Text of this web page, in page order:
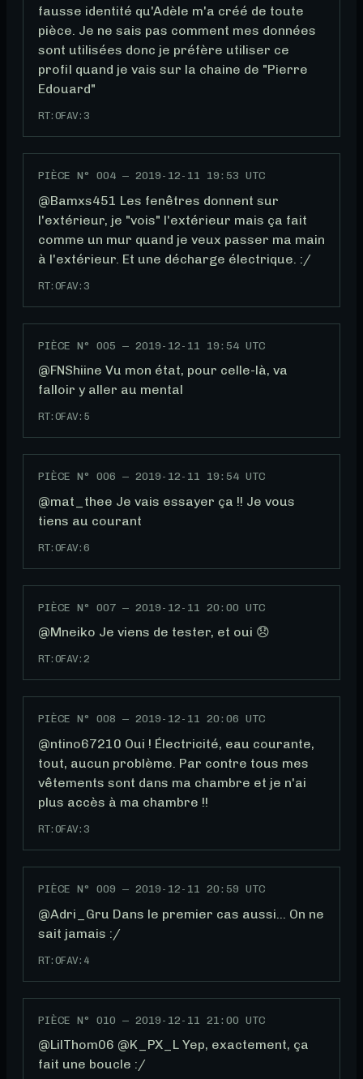
fausse identité qu'Adèle m'a créé de toute
pièce. Je ne sais pas comment mes données
sont utilisées donc je préfère utiliser ce
profil quand je vais sur la chaine de "Pierre
Edouard"
RT: 0FAV: 3
PIÈCE N° 004— 2019-12-11 19:53 UTC
@Bamxs451 Les fenêtres donnent sur
l'extérieur, je "vois" l'extérieur mais ça fait
comme un mur quand je veux passer ma main
à l'extérieur. Et une décharge électrique. :/
RT: 0FAV: 3
PIÈCE N° 005 — 2019-12-11 19:54 UTC
@FNShiine Vu mon état, pour celle-là, va
falloir y aller au mental
RT: 0FAV: 5
PIÈCE N° 006 — 2019-12-11 19:54 UTC
@mat_thee Je vais essayer ça !! Je vous
tiens au courant
RT: 0FAV: 6
PIÈCE N° 007— 2019-12-11 20:00 UTC
@Mneiko Je viens de tester, et oui 😞
RT: 0FAV: 2
PIÈCE N° 008 — 2019-12-11 20:06 UTC
@ntino67210 Oui ! Électricité, eau courante,
tout, aucun problème. Par contre tous mes
vêtements sont dans ma chambre et je n'ai
plus accès à ma chambre !!
RT: 0FAV: 3
PIÈCE N° 009 — 2019-12-11 20:59 UTC
@Adri_Gru Dans le premier cas aussi... On ne
sait jamais :/
RT: 0FAV: 4
PIÈCE N° 010 — 2019-12-11 21:00 UTC
@LilThom06 @K_PX_L Yep, exactement, ça
fait une boucle :/